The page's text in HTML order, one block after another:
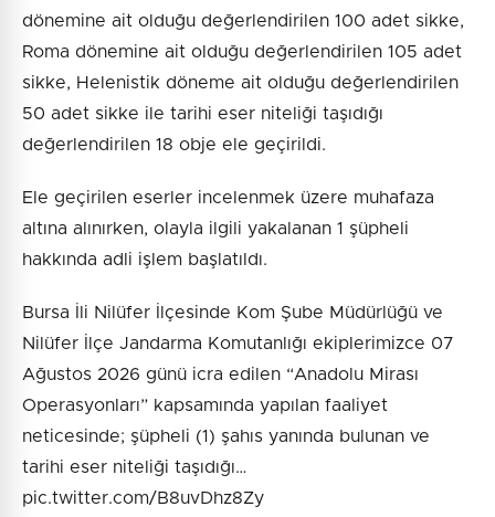
dönemine ait olduğu değerlendirilen 100 adet sikke,
Roma dönemine ait olduğu değerlendirilen 105 adet
sikke, Helenistik döneme ait olduğu değerlendirilen
50 adet sikke ile tarihi eser niteliği taşıdığı
değerlendirilen 18 obje ele geçirildi.
Ele geçirilen eserler incelenmek üzere muhafaza
altına alınırken, olayla ilgili yakalanan 1 şüpheli
hakkında adli işlem başlatıldı.
Bursa İli Nilüfer İlçesinde Kom Şube Müdürlüğü ve
Nilüfer İlçe Jandarma Komutanlığı ekiplerimizce 07
Ağustos 2026 günü icra edilen “Anadolu Mirası
Operasyonları” kapsamında yapılan faaliyet
neticesinde; şüpheli (1) şahıs yanında bulunan ve
tarihi eser niteliği taşıdığı…
pic.twitter.com/B8uvDhz8Zy